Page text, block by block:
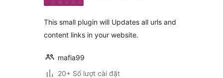
This small plugin will Updates all urls and
content links in your website.
mafia99
20+ Số lượt cài đặt